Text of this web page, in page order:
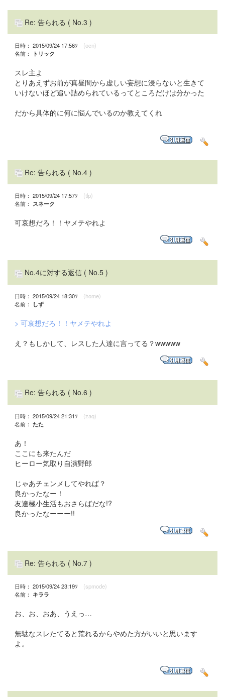
Re: 告られる ( No.3 )
日時： 2015/09/24 17:56ﾂ (ocn)
名前：
トリック
スレ主よ
とりあえずお前が真昼間から虚しい妄想に浸らないと生きて
いけないほど追い詰められているってところだけは分かった
だから具体的に何に悩んでいるのか教えてくれ
Re: 告られる ( No.4 )
日時： 2015/09/24 17:57ﾂ (tlp)
名前： スネーク
可哀想だろ！！ヤメテやれよ
No.4に対する返信 ( No.5 )
日時： 2015/09/24 18:30ﾂ (home)
名前：
しず
> 可哀想だろ！！ヤメテやれよ
え？もしかして、レスした人達に言ってる？wwwww
Re: 告られる ( No.6 )
日時： 2015/09/24 21:31ﾂ (zaq)
名前： たた
あ！
ここにも来たんだ
ヒーロー気取り自演野郎
じゃあチェンメしてやれば？
良かったなー！
友達極小生活もおさらばだな!?
良かったなーーー!!
Re: 告られる ( No.7 )
日時： 2015/09/24 23:19ﾂ (spmode)
名前： キララ
お、お、おあ、うえっ…
無駄なスレたてると荒れるからやめた方がいいと思います
よ。